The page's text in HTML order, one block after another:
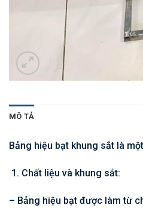
MÔ TẢ
Bảng hiệu bạt khung sắt là
Chất liệu và khung sắt:
– Bảng hiệu bạt được làm từ